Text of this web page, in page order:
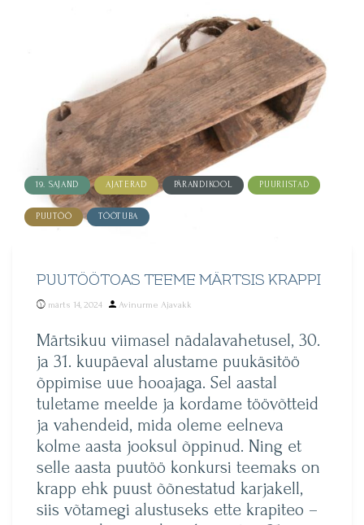
19. SAJAND AJATERAD PÄRANDIKOOL PUURIISTAD
PUUTÖÖ TÖÖTUBA
PUUTÖÖTOAS TEEME MÄRTSIS KRAPPI
märts 14, 2024
Posted
Avinurme Ajavakk
Märtsikuu viimasel nädalavahetusel, 30.
ja 31. kuupäeval alustame puukäsitöö
õppimise uue hooajaga. Sel aastal
tuletame meelde ja kordame töövõtteid
ja vahendeid, mida oleme eelneva
kolme aasta jooksul õppinud. Ning et
selle aasta puutöö konkursi teemaks on
krapp ehk puust õõnestatud karjakell,
siis võtamegi alustuseks ette krapiteo –